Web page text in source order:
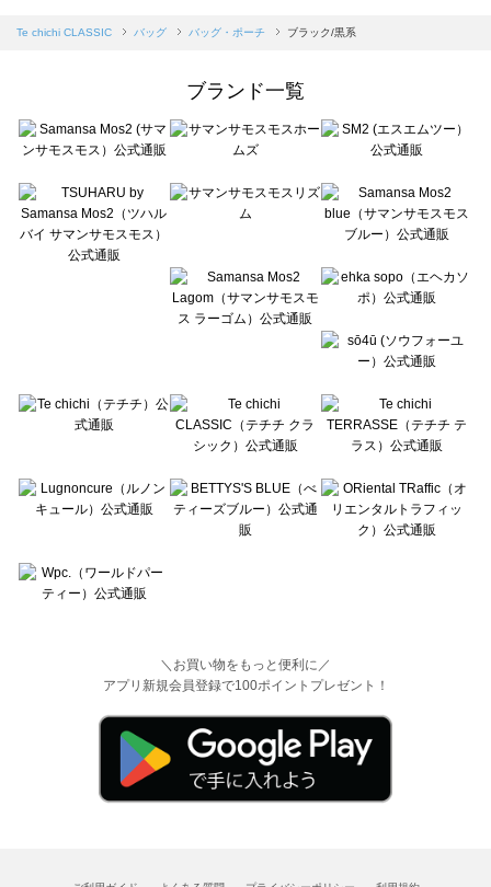
Samansa Mos2 blue（サマンサモスモス ブルー）のバッグ・ポーチ一覧
sō4ū（ソウフォーユー）のバッグ・ポーチ一覧
Te chichi（テチチ）のバッグ・ポーチ一覧
Te chichi CLASSIC（テチチ クラシック）のバッグ・ポーチ一覧
Lugnoncure（ルノンキュール）のバッグ・ポーチ一覧
BETTY'S BLUE（べティーズブルー）のバッグ・ポーチ一覧
Wpc.（ワールドパーティー）のバッグ・ポーチ一覧
Te chichi CLASSIC バッグ バッグ・ポーチ ブラック/黒系
ブランド一覧
＼お買い物をもっと便利に／
アプリ新規会員登録で100ポイントプレゼント！